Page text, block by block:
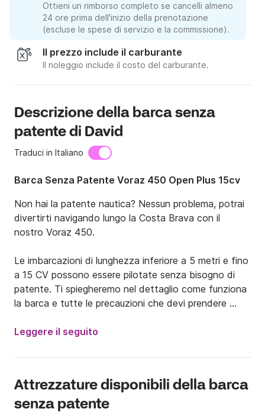
Ottieni un rimborso completo se cancelli almeno
24 ore prima dell'inizio della prenotazione
(escluse le spese di servizio e la commissione).
Il prezzo include il carburante
Il noleggio include il costo del carburante.
Descrizione della barca senza
patente di David
Traduci in Italiano
Barca Senza Patente Voraz 450 Open Plus 15cv
Non hai la patente nautica? Nessun problema, potrai
divertirti navigando lungo la Costa Brava con il
nostro Voraz 450.
Le imbarcazioni di lunghezza inferiore a 5 metri e fino
a 15 CV possono essere pilotate senza bisogno di
patente. Ti spiegheremo nel dettaglio come funziona
la barca e tutte le precauzioni che devi prendere
di oltre 2 metri rende gli interni spaziosi e
di una tenda indispensabile nelle calde giornate estive
e di tre ampi gavoni di stivaggio.
Leggere il seguito
Attrezzature disponibili della barca
senza patente